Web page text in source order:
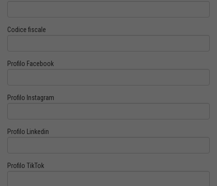
Codice fiscale
Profilo Facebook
Profilo Instagram
Profilo Linkedin
Profilo TikTok